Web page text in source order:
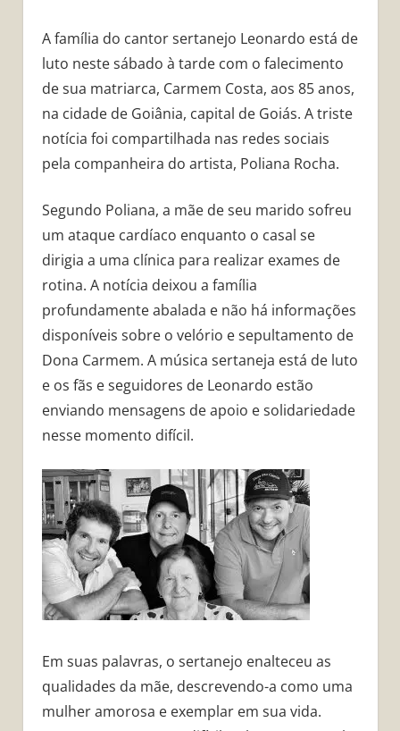
A família do cantor sertanejo Leonardo está de
luto neste sábado à tarde com o falecimento
de sua matriarca, Carmem Costa, aos 85 anos,
na cidade de Goiânia, capital de Goiás. A triste
notícia foi compartilhada nas redes sociais
pela companheira do artista, Poliana Rocha.
Segundo Poliana, a mãe de seu marido sofreu
um ataque cardíaco enquanto o casal se
dirigia a uma clínica para realizar exames de
rotina. A notícia deixou a família
profundamente abalada e não há informações
disponíveis sobre o velório e sepultamento de
Dona Carmem. A música sertaneja está de luto
e os fãs e seguidores de Leonardo estão
enviando mensagens de apoio e solidariedade
nesse momento difícil.
Em suas palavras, o sertanejo enalteceu as
qualidades da mãe, descrevendo-a como uma
mulher amorosa e exemplar em sua vida.